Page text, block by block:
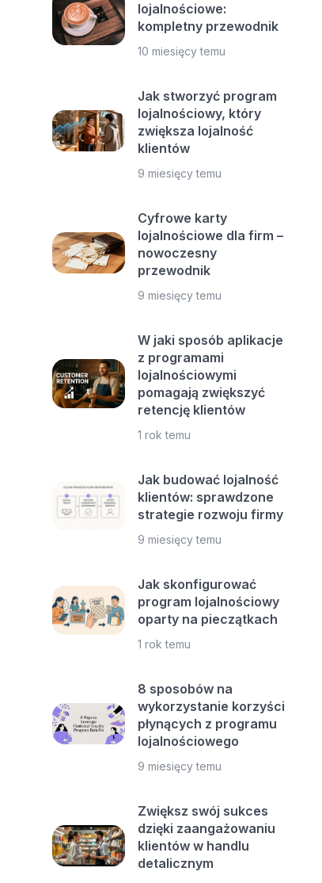
lojalnościowe:
kompletny przewodnik
10 miesięcy temu
Jak stworzyć program
lojalnościowy, który
zwiększa lojalność
klientów
9 miesięcy temu
Cyfrowe karty
lojalnościowe dla firm –
nowoczesny
przewodnik
9 miesięcy temu
W jaki sposób aplikacje
z programami
lojalnościowymi
pomagają zwiększyć
retencję klientów
1 rok temu
Jak budować lojalność
klientów: sprawdzone
strategie rozwoju firmy
9 miesięcy temu
Jak skonfigurować
program lojalnościowy
oparty na pieczątkach
1 rok temu
8 sposobów na
wykorzystanie korzyści
płynących z programu
lojalnościowego
9 miesięcy temu
Zwiększ swój sukces
dzięki zaangażowaniu
klientów w handlu
detalicznym